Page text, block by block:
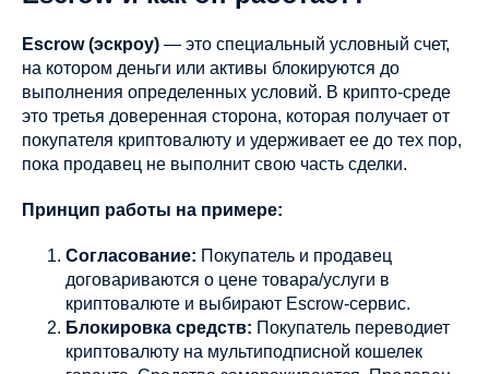
Escrow (эскроу) — это специальный условный счет,
на котором деньги или активы блокируются до
выполнения определенных условий. В крипто-среде
это третья доверенная сторона, которая получает от
покупателя криптовалюту и удерживает ее до тех пор,
пока продавец не выполнит свою часть сделки.
Принцип работы на примере:
Согласование: Покупатель и продавец
договариваются о цене товара/услуги в
криптовалюте и выбирают Escrow-сервис.
Блокировка средств: Покупатель переводиет
криптовалюту на мультиподписной кошелек